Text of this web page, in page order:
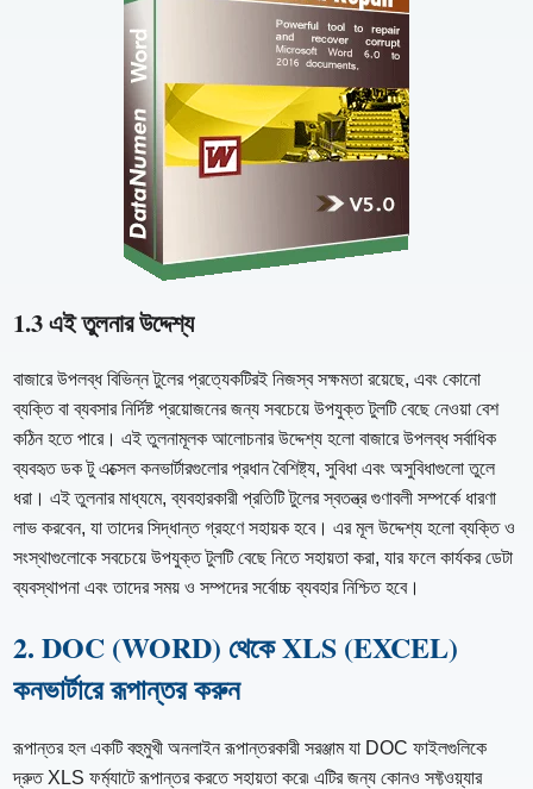
1.3 এই তুলনার উদ্দেশ্য
বাজারে উপলব্ধ বিভিন্ন টুলের প্রত্যেকটিরই নিজস্ব সক্ষমতা রয়েছে, এবং কোনো
ব্যক্তি বা ব্যবসার নির্দিষ্ট প্রয়োজনের জন্য সবচেয়ে উপযুক্ত টুলটি বেছে নেওয়া বেশ
কঠিন হতে পারে। এই তুলনামূলক আলোচনার উদ্দেশ্য হলো বাজারে উপলব্ধ সর্বাধিক
ব্যবহৃত ডক টু এক্সেল কনভার্টারগুলোর প্রধান বৈশিষ্ট্য, সুবিধা এবং অসুবিধাগুলো তুলে
ধরা। এই তুলনার মাধ্যমে, ব্যবহারকারী প্রতিটি টুলের স্বতন্ত্র গুণাবলী সম্পর্কে ধারণা
লাভ করবেন, যা তাদের সিদ্ধান্ত গ্রহণে সহায়ক হবে। এর মূল উদ্দেশ্য হলো ব্যক্তি ও
সংস্থাগুলোকে সবচেয়ে উপযুক্ত টুলটি বেছে নিতে সহায়তা করা, যার ফলে কার্যকর ডেটা
ব্যবস্থাপনা এবং তাদের সময় ও সম্পদের সর্বোচ্চ ব্যবহার নিশ্চিত হবে।
2. DOC (WORD) থেকে XLS (EXCEL)
কনভার্টারে রূপান্তর করুন
রূপান্তর হল একটি বহুমুখী অনলাইন রূপান্তরকারী সরঞ্জাম যা DOC ফাইলগুলিকে
দ্রুত XLS ফর্ম্যাটে রূপান্তর করতে সহায়তা করে৷ এটির জন্য কোনও সফ্টওয়্যার